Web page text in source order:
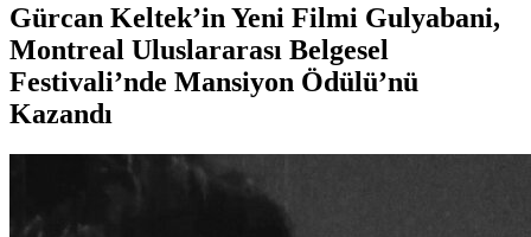
Gürcan Keltek’in Yeni Filmi Gulyabani,
Montreal Uluslararası Belgesel
Festivali’nde Mansiyon Ödülü’nü
Kazandı